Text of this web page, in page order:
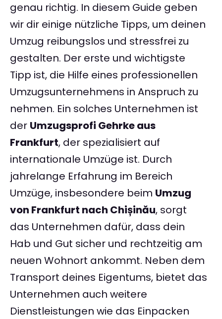
genau richtig. In diesem Guide geben
wir dir einige nützliche Tipps, um deinen
Umzug reibungslos und stressfrei zu
gestalten. Der erste und wichtigste
Tipp ist, die Hilfe eines professionellen
Umzugsunternehmens in Anspruch zu
nehmen. Ein solches Unternehmen ist
der Umzugsprofi Gehrke aus
Frankfurt, der spezialisiert auf
internationale Umzüge ist. Durch
jahrelange Erfahrung im Bereich
Umzüge, insbesondere beim Umzug
von Frankfurt nach Chișinău, sorgt
das Unternehmen dafür, dass dein
Hab und Gut sicher und rechtzeitig am
neuen Wohnort ankommt. Neben dem
Transport deines Eigentums, bietet das
Unternehmen auch weitere
Dienstleistungen wie das Einpacken